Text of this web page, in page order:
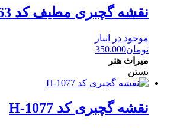
نقشه گچبری مطیف کد N-63
موجود در انبار
تومان350.000
میراث هنر
بستن
نقشه گچبری کد H-1077